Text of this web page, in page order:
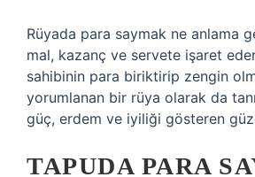
Rüyada para saymak ne anlama
mal, kazanç ve servete işaret
sahibinin para biriktirip zengin
yorumlanan bir rüya olarak da
güç, erdem ve iyiliği gösteren
TAPUDA PARA